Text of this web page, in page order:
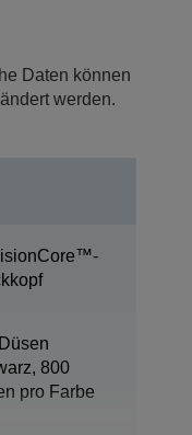
Daten können
werden.
800
pro Farbe